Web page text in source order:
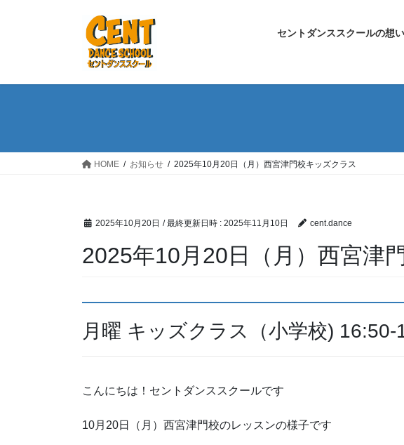
セントダンススクールの想い
HOME お知らせ 2025年10月20日（月）西宮津門校キッズクラス
2025年10月20日 / 最終更新日時 : 2025年11月10日 cent.dance
2025年10月20日（月）西宮津
月曜 キッズクラス（小学校) 16:50-
こんにちは！セントダンススクールです
10月20日（月）西宮津門校のレッスンの様子です